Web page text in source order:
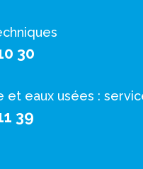
30
et eaux usées :
39